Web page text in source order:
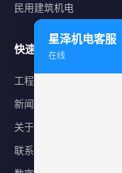
民用建筑机电
快速导航
工程案例
新闻中心
关于星泽
联系我们
星泽机电客服
在线